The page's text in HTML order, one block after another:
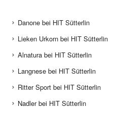
Danone bei HIT Sütterlin
Lieken Urkorn bei HIT Sütterlin
Alnatura bei HIT Sütterlin
Langnese bei HIT Sütterlin
Ritter Sport bei HIT Sütterlin
Nadler bei HIT Sütterlin